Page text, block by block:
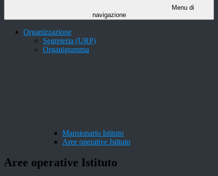
Menu di
navigazione
Organizzazione
Segreteria (URP)
Organigramma
Mansionario Istituto
Aree operative Istituto
Aree operative Istituto